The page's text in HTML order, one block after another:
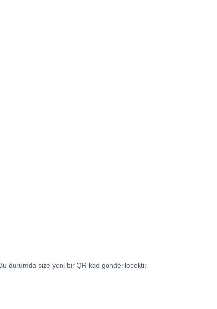
Bu durumda size yeni bir QR kod gönderilecektir.